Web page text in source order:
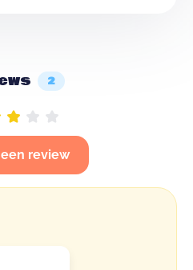
2
review